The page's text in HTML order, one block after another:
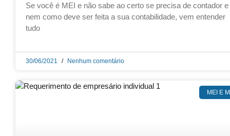
Se você é MEI e não sabe ao certo se precisa de contador e
nem como deve ser feita a sua contabilidade, vem entender
tudo
30/06/2021 Nenhum comentário
MEI E